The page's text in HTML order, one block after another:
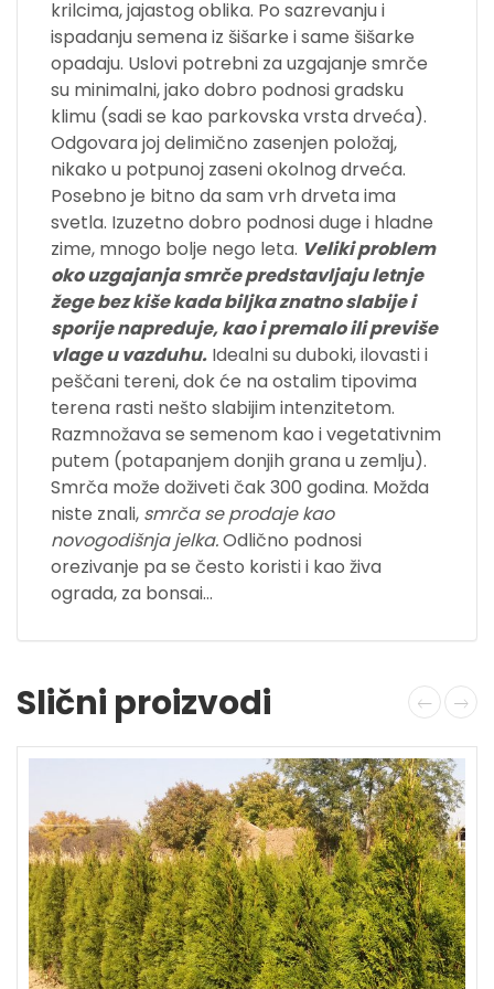
krilcima, jajastog oblika. Po sazrevanju i
ispadanju semena iz šišarke i same šišarke
opadaju. Uslovi potrebni za uzgajanje smrče
su minimalni, jako dobro podnosi gradsku
klimu (sadi se kao parkovska vrsta drveća).
Odgovara joj delimično zasenjen položaj,
nikako u potpunoj zaseni okolnog drveća.
Posebno je bitno da sam vrh drveta ima
svetla. Izuzetno dobro podnosi duge i hladne
zime, mnogo bolje nego leta. Veliki problem
oko uzgajanja smrče predstavljaju letnje
žege bez kiše kada biljka znatno slabije i
sporije napreduje, kao i premalo ili previše
vlage u vazduhu. Idealni su duboki, ilovasti i
peščani tereni, dok će na ostalim tipovima
terena rasti nešto slabijim intenzitetom.
Razmnožava se semenom kao i vegetativnim
putem (potapanjem donjih grana u zemlju).
Smrča može doživeti čak 300 godina. Možda
niste znali, smrča se prodaje kao
novogodišnja jelka.Odlično podnosi
orezivanje pa se često koristi i kao živa
ograda, za bonsai…
Slični proizvodi